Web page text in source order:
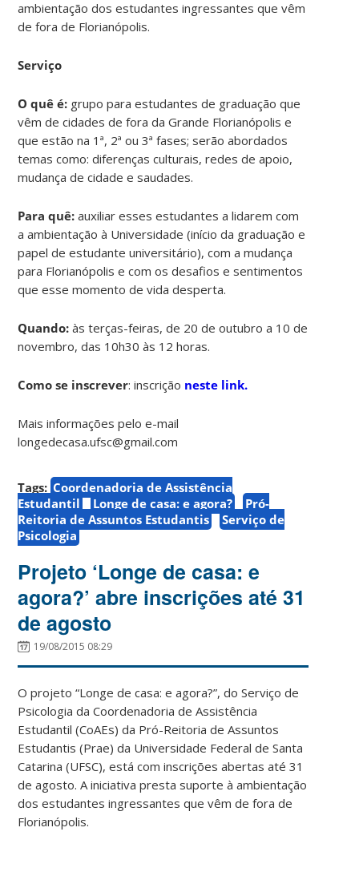
ambientação dos estudantes ingressantes que vêm
de fora de Florianópolis.
Serviço
O quê é: grupo para estudantes de graduação que
vêm de cidades de fora da Grande Florianópolis e
que estão na 1ª, 2ª ou 3ª fases; serão abordados
temas como: diferenças culturais, redes de apoio,
mudança de cidade e saudades.
Para quê: auxiliar esses estudantes a lidarem com
a ambientação à Universidade (início da graduação e
papel de estudante universitário), com a mudança
para Florianópolis e com os desafios e sentimentos
que esse momento de vida desperta.
Quando: às terças-feiras, de 20 de outubro a 10 de
novembro, das 10h30 às 12 horas.
Como se inscrever: inscrição neste link.
Mais informações pelo e-mail
longedecasa.ufsc@gmail.com
Tags: Coordenadoria de Assistência
Estudantil
Longe de casa: e agora?
Pró-
Reitoria de Assuntos Estudantis
Serviço de
Psicologia
Projeto ‘Longe de casa: e
agora?’ abre inscrições até 31
de agosto
19/08/2015 08:29
O projeto “Longe de casa: e agora?”, do Serviço de
Psicologia da Coordenadoria de Assistência
Estudantil (CoAEs) da Pró-Reitoria de Assuntos
Estudantis (Prae) da Universidade Federal de Santa
Catarina (UFSC), está com inscrições abertas até 31
de agosto. A iniciativa presta suporte à ambientação
dos estudantes ingressantes que vêm de fora de
Florianópolis.